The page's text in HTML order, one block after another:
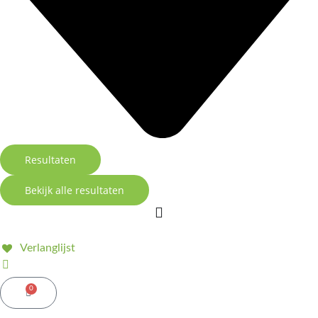
Resultaten
Bekijk alle resultaten
Verlanglijst
0
Winkelwagen